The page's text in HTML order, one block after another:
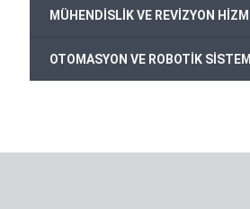
MÜHENDİSLİK VE REVİZYON
OTOMASYON VE ROBOTİK